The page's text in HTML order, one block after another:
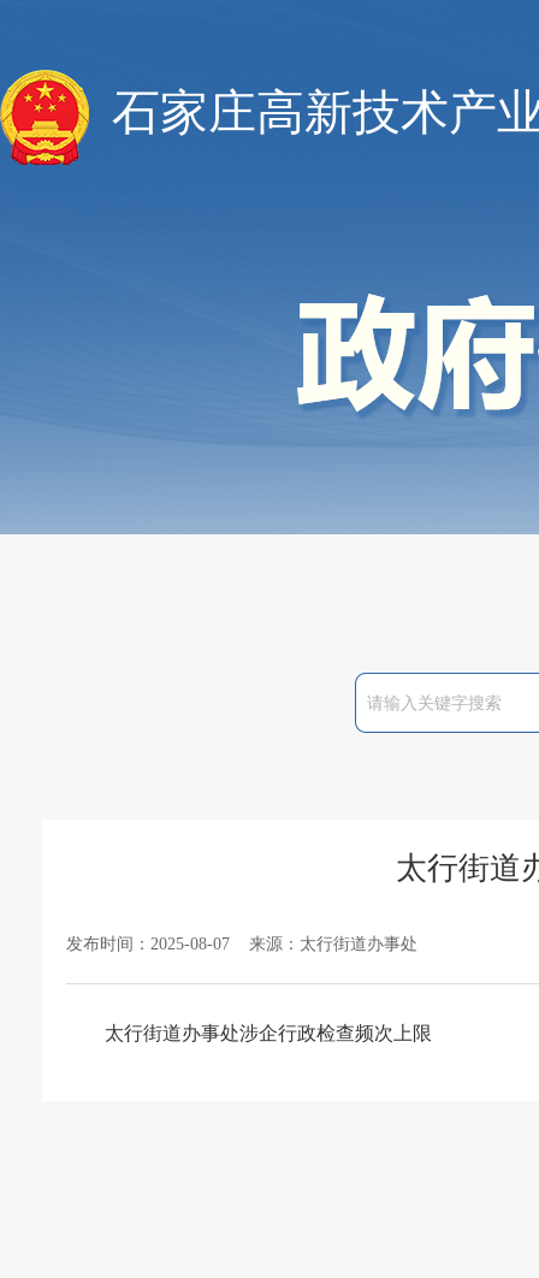
石家庄高新技术产
太行街道
发布时间：2025-08-07 来源：太行街道办事处
太行街道办事处涉企行政检查频次上限